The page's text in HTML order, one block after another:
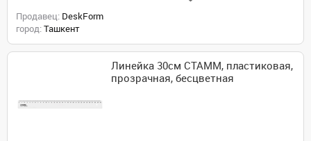
Продавец: DeskForm
город: Ташкент
Линейка 30см СТАММ, пластиковая,
прозрачная, бесцветная